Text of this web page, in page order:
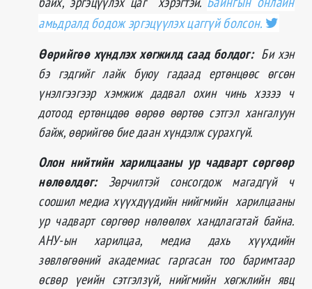
амьдралд бодож эргэцүүлэх цаггүй болсон.
Өөрийгөө хүндлэх хөгжилд саад болдог: Би хэн
бэ гэдгийг лайк буюу гадаад ертөнцөөс өгсөн
үнэлгээгээр хэмжиж дадвал охин чинь хэзээ ч
дотоод ертөнцдөө өөрөө өөртөө сэтгэл хангалуун
байж, өөрийгөө бие даан хүндэлж сурахгүй.
Олон нийтийн харилцааны ур чадварт сөргөөр
нөлөөлдөг: Зөрчилтэй сонсогдож магадгүй ч
соошил медиа хүүхдүүдийн нийгмийн харилцааны
ур чадварт сөргөөр нөлөөлөх хандлагатай байна.
АНУ-ын харилцаа, медиа дахь хүүхдийн
зөвлөгөөний академиас гаргасан тоо баримтаар
өсвөр үеийн сэтгэлзүй, нийгмийн хөгжлийн явц